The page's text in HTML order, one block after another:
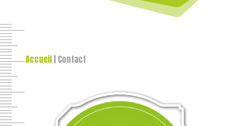
Accueil | Contact